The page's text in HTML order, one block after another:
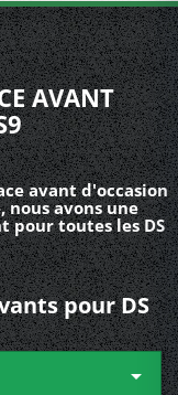
AVANT
avant d'occasion
nous avons une
pour toutes les DS
pour DS
